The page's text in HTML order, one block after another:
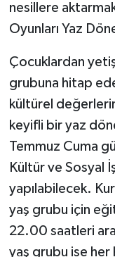
nesillere
Oyunları Yaz
Çocuklardan
grubuna hitap
kültürel
keyifli bir yaz
Temmuz Cuma
Kültür ve Sosyal
yapılabilecek.
yaş grubu için
22.00 saatleri
yaş grubu ise her